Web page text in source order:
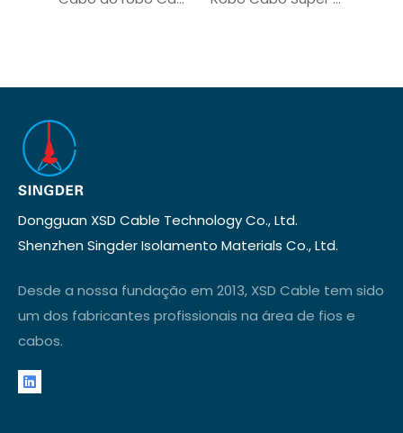
Dongguan XSD Cable Technology Co., Ltd.
Shenzhen Singder Isolamento Materials Co., Ltd.
Desde a nossa fundação em 2013, XSD Cable tem sido
um dos fabricantes profissionais na área de fios e
cabos.